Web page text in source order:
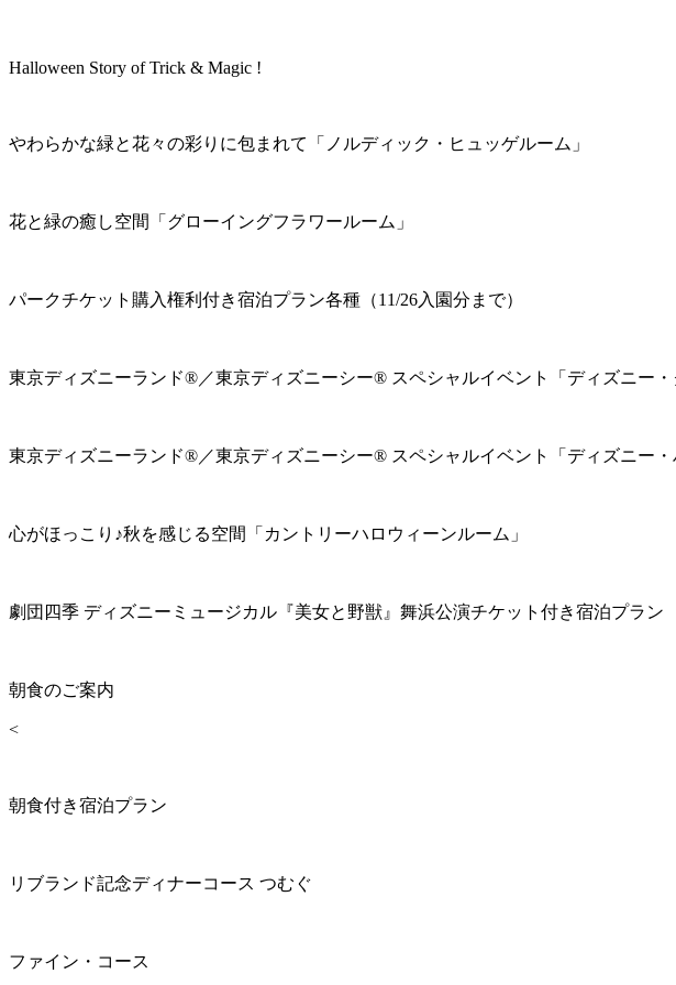
Halloween Story of Trick & Magic !
やわらかな緑と花々の彩りに包まれて「ノルディック・ヒュッゲルーム」
花と緑の癒し空間「グローイングフラワールーム」
パークチケット購入権利付き宿泊プラン各種（11/26入園分まで）
東京ディズニーランド®／東京ディズニーシー® スペシャルイベント「ディズニー
東京ディズニーランド®／東京ディズニーシー® スペシャルイベント「ディズニー
心がほっこり♪秋を感じる空間「カントリーハロウィーンルーム」
劇団四季 ディズニーミュージカル『美女と野獣』舞浜公演チケット付き宿泊プラン
朝食のご案内
<
朝食付き宿泊プラン
リブランド記念ディナーコース つむぐ
ファイン・コース